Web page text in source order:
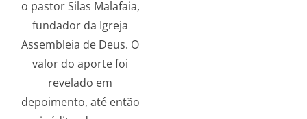
o pastor Silas Malafaia,
fundador da Igreja
Assembleia de Deus. O
valor do aporte foi
revelado em
depoimento, até então